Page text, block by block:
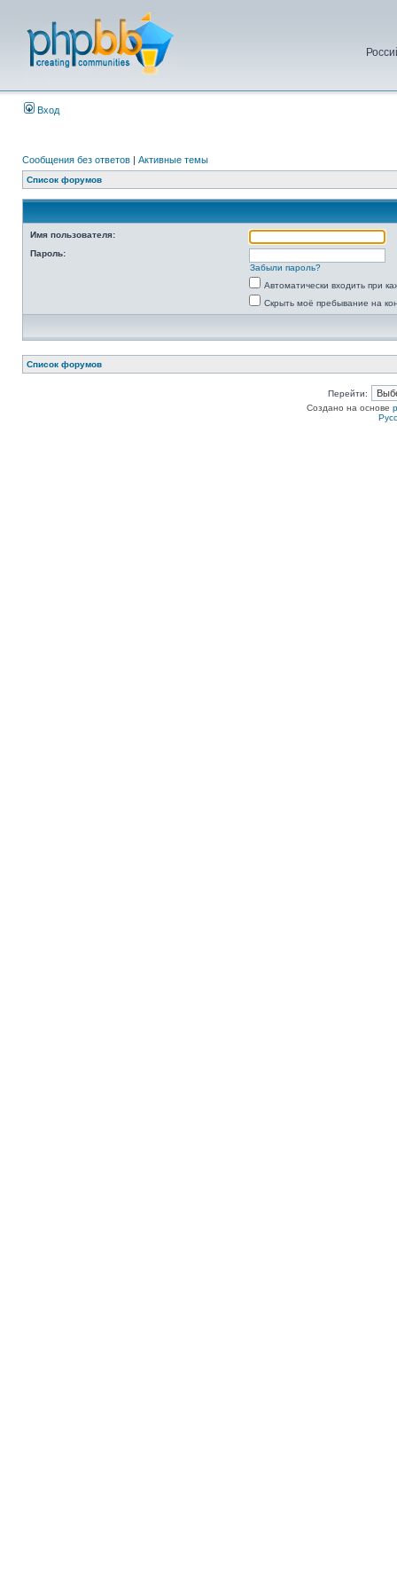
Вход
Сообщения без ответов | Активные темы
Список форумов
Имя пользователя:
Пароль:
Забыли пароль?
Автоматически входить при
Скрыть моё пребывание на
Список форумов
Перейти:
Создано на основе